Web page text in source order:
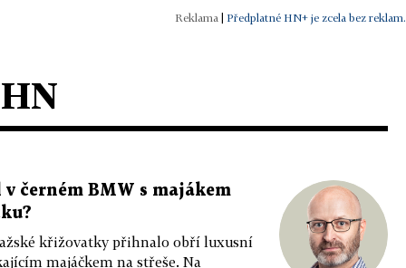
Předplatné HN+ je zcela bez reklam.
v černém BMW s majákem
křižovatky přihnalo obří luxusní
majáčkem na střeše. Na